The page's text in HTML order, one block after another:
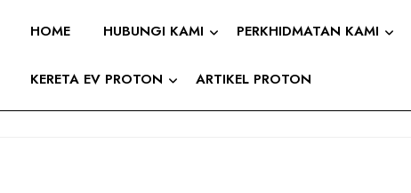
HOME HUBUNGI KAMI PERKHIDMATAN KAMI
KERETA EV PROTON ARTIKEL PROTON